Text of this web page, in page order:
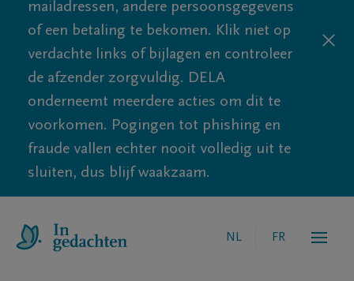
mailadressen, andere persoonsgegevens
of een betaling te bekomen. Klik niet op
verdachte links of bijlagen en controleer
de afzender zorgvuldig. DELA
onderneemt meerdere acties om dit te
voorkomen. Pogingen tot phishing en
fraude vallen echter nooit volledig uit te
sluiten, dus blijf waakzaam.
NL FR